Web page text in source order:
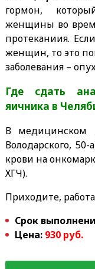
гормон,
женщины во
протеканиия.
женщин, то это
заболевания –
Где сдать
яичника в
В медицинском
Володарского,
крови на
ХГЧ).
Приходите,
Срок
Цена: 930 руб.